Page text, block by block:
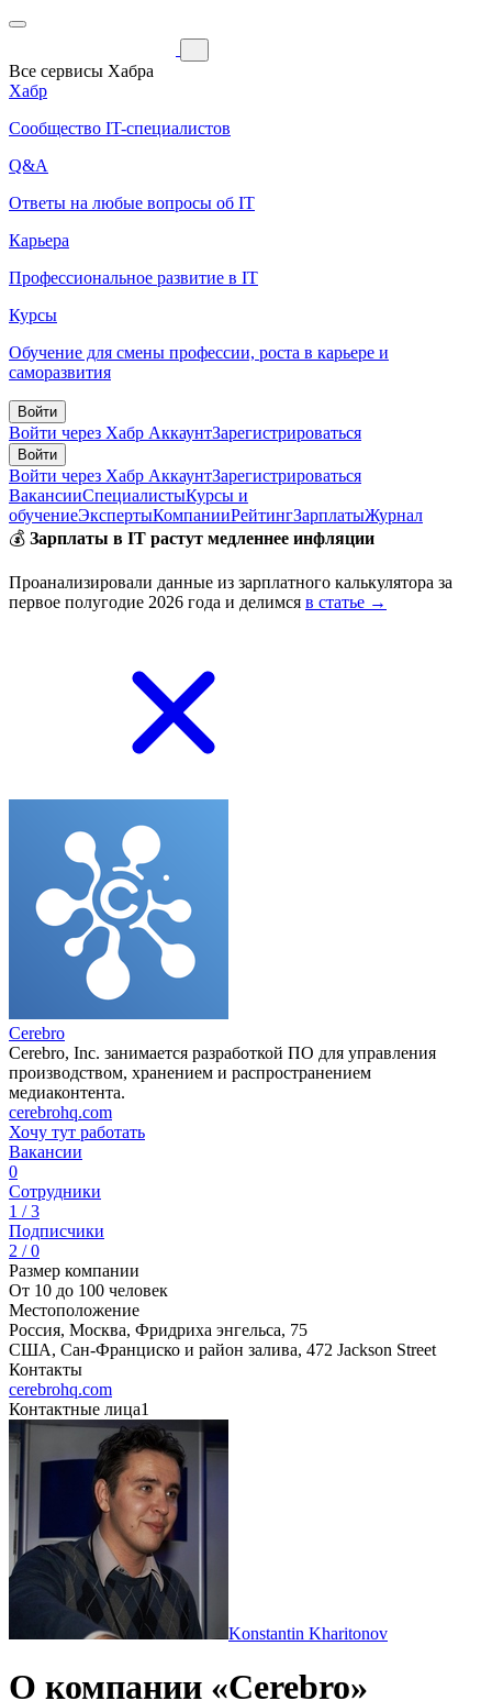
Все сервисы Хабра
Хабр
Сообщество IT-специалистов
Q&A
Ответы на любые вопросы об IT
Карьера
Профессиональное развитие в IT
Курсы
Обучение для смены профессии, роста в карьере и
саморазвития
Войти
Войти через Хабр АккаунтЗарегистрироваться
Войти
Войти через Хабр АккаунтЗарегистрироваться
ВакансииСпециалистыКурсы и
обучениеЭкспертыКомпанииРейтингЗарплатыЖурнал
💰 Зарплаты в IT растут медленнее инфляции
Проанализировали данные из зарплатного калькулятора за
первое полугодие 2026 года и делимся в статье →
Cerebro
Cerebro, Inc. занимается разработкой ПО для управления
производством, хранением и распространением
медиаконтента.
cerebrohq.com
Хочу тут работать
Вакансии
0
Сотрудники
1 / 3
Подписчики
2 / 0
Размер компании
От 10 до 100 человек
Местоположение
Россия, Москва, Фридриха энгельса, 75
США, Сан-Франциско и район залива, 472 Jackson Street
Контакты
cerebrohq.com
Контактные лица1
Konstantin Kharitonov
О компании «Cerebro»